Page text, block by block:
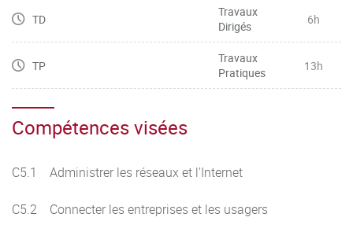
TD
Travaux
Dirigés
6h
TP
Travaux
Pratiques
13h
Compétences visées
C5.1 Administrer les réseaux et l'Internet
C5.2 Connecter les entreprises et les usagers